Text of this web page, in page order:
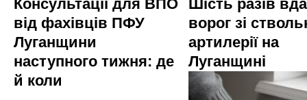
Консультації для ВПО
від фахівців ПФУ
Луганщини
наступного тижня: де
й коли
Шість разів
ворог зі
артилерії на
Луганщині